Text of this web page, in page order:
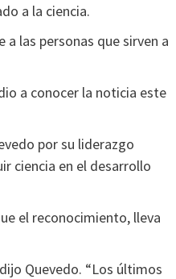
a la ciencia.
las personas que sirven a
a conocer la noticia este
por su liderazgo
ciencia en el desarrollo
el reconocimiento, lleva
Quevedo. “Los últimos